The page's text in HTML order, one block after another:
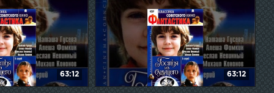
63:12 63:12